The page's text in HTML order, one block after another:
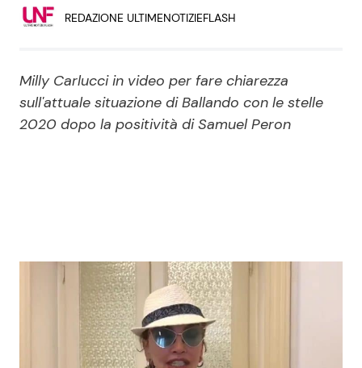
Politica Reality e Talent
News Musica
News Spettacolo
REDAZIONE ULTIMENOTIZIEFLASH
Milly Carlucci in video per fare chiarezza
sull'attuale situazione di Ballando con le stelle
2020 dopo la positività di Samuel Peron